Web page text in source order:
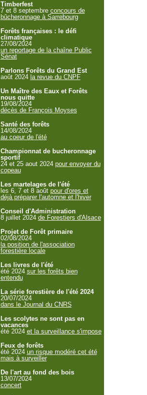
Timberfest
7 et 8 septembre concours de
bûcheronnage à Sarrebourg
Forêts françaises : le défi
climatique
27/08/2024
un reportage de la chaîne Public
Sénat
Parlons Forêts du Grand Est
août 2024 la revue du CNPF
Un Maître des Eaux et Forêts
nous quitte
19/08/2024
décès de François Moyses
Santé des forêts
14/08/2024
au coeur de l'été
Championnat de bucheronnage
sportif
24 et 25 aout 2024 pour envoyer du
copeau
Les martelages de l'été
les 6, 7 et 8 août pour d'ores et
déjà préparer l'automne et l'hiver
Conseil d'Administration
8 juillet 2024 de Forestiers d'Alsace
Projet de Forêt primaire
02/08/2024
la position de l'association
forestière locale
Les livres de l'été
été 2024 sur les forêts bien
entendu
La série forestière de l'été 2024
20/07/2024
dans le Journal du CNRS
Les scolytes ne sont pas en
vacances
été 2024 et la surveillance s'impose
Feux de forêts
été 2024 un risque modéré cet été
mais à surveiller
De l'art au fond des bois
13/07/2024
concert